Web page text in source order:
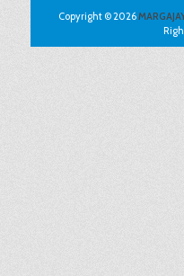
Copyright © 2026